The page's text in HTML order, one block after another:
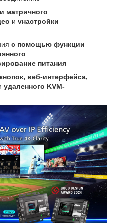
матричного
и vнастройки
с помощью функции
питания
кнопок, веб-интерфейса,
удаленного KVM-